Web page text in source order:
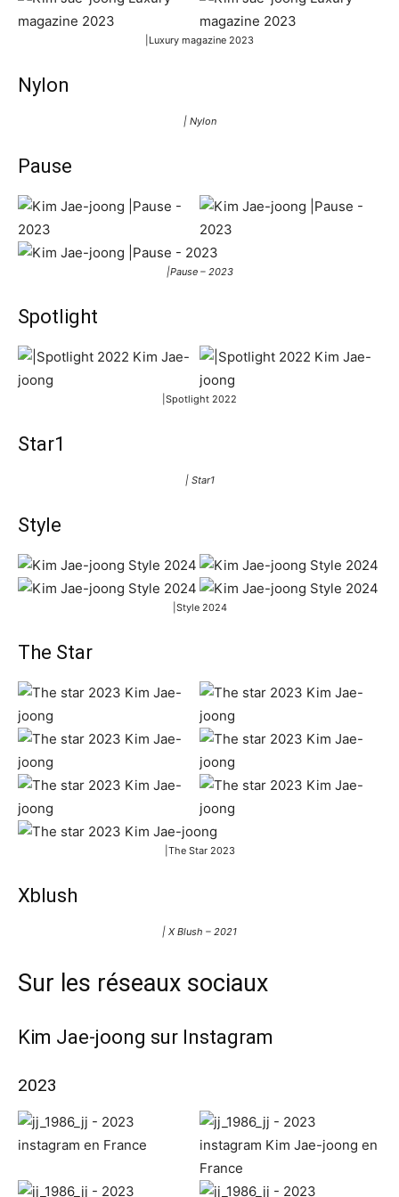
|Luxury magazine 2023
Nylon
| Nylon
Pause
|Pause – 2023
Spotlight
|Spotlight 2022
Star1
| Star1
Style
|Style 2024
The Star
|The Star 2023
Xblush
| X Blush – 2021
Sur les réseaux sociaux
Kim Jae-joong sur Instagram
2023